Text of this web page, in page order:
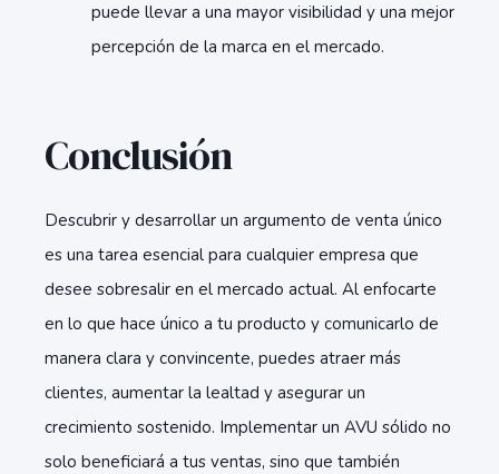
puede llevar a una mayor visibilidad y una mejor
percepción de la marca en el mercado.
Conclusión
Descubrir y desarrollar un argumento de venta único
es una tarea esencial para cualquier empresa que
desee sobresalir en el mercado actual. Al enfocarte
en lo que hace único a tu producto y comunicarlo de
manera clara y convincente, puedes atraer más
clientes, aumentar la lealtad y asegurar un
crecimiento sostenido. Implementar un AVU sólido no
solo beneficiará a tus ventas, sino que también